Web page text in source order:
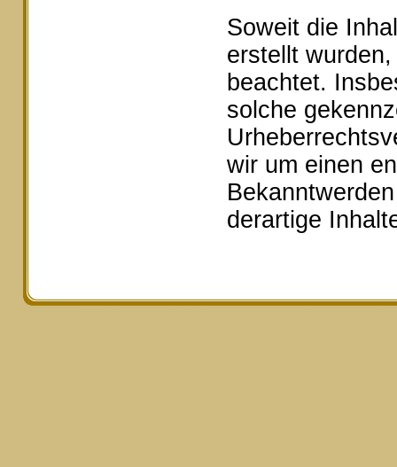
Soweit die
erstellt
beachtet.
solche
wir um einen
derartige